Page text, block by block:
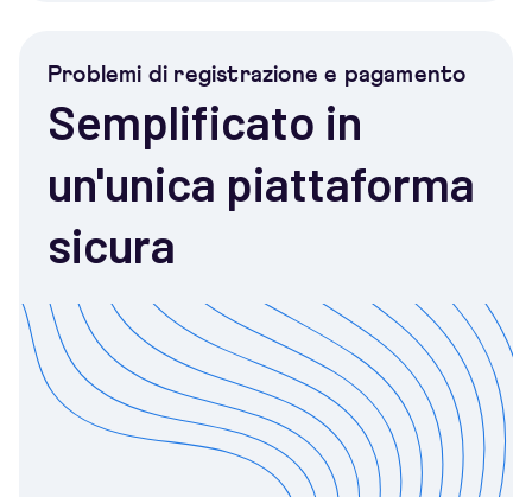
Problemi di registrazione e pagamento
Semplificato in
un'unica piattaforma
sicura